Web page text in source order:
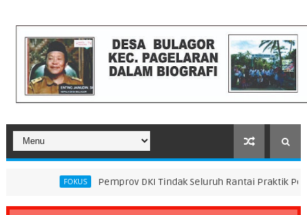
Pemprov DKI Tindak Seluruh Rantai Praktik Pembuangan